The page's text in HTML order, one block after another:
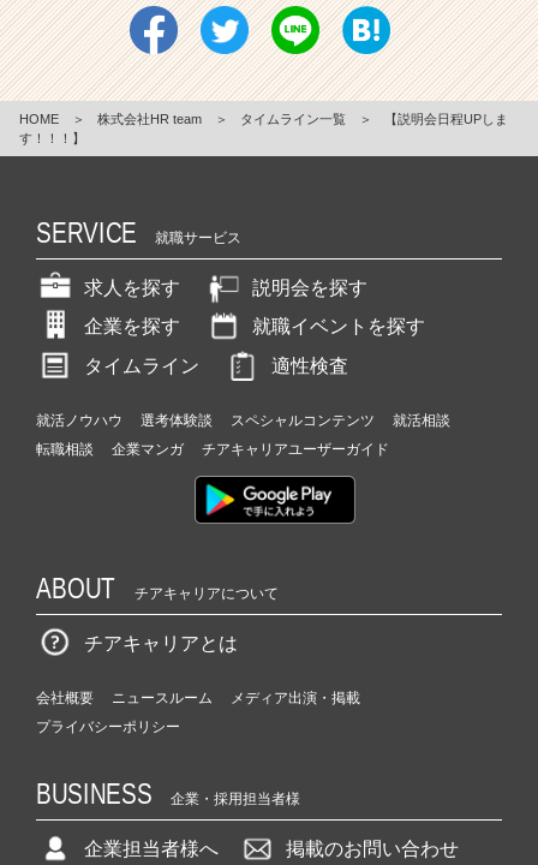
HOME ＞ 株式会社HR team ＞ タイムライン一覧 ＞
【説明会日程UPしま
す！！！】
SERVICE 就職サービス
求人を探す
説明会を探す
企業を探す
就職イベントを探す
タイムライン
適性検査
就活ノウハウ 選考体験談 スペシャルコンテンツ
就活相談
転職相談
企業マンガ チアキャリアユーザーガイド
ABOUT チアキャリアについて
チアキャリアとは
会社概要 ニュースルーム
メディア出演・掲載
プライバシーポリシー
BUSINESS 企業・採用担当者様
企業担当者様へ 掲載のお問い合わせ